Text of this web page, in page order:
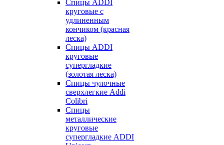
Спицы ADDI
круговые с
удлиненным
кончиком (красная
леска)
Спицы ADDI
круговые
супергладкие
(золотая леска)
Спицы чулочные
сверхлегкие Addi
Colibri
Спицы
металлические
круговые
супергладкие ADDI